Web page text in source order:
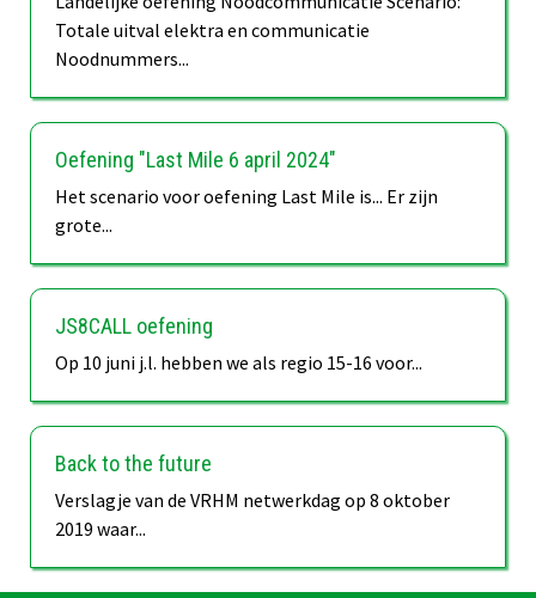
Totale uitval elektra en communicatie
Noodnummers...
Oefening "Last Mile 6 april 2024"
Het scenario voor oefening Last Mile is... Er zijn
grote...
JS8CALL oefening
Op 10 juni j.l. hebben we als regio 15-16 voor...
Back to the future
Verslagje van de VRHM netwerkdag op 8 oktober
2019 waar...